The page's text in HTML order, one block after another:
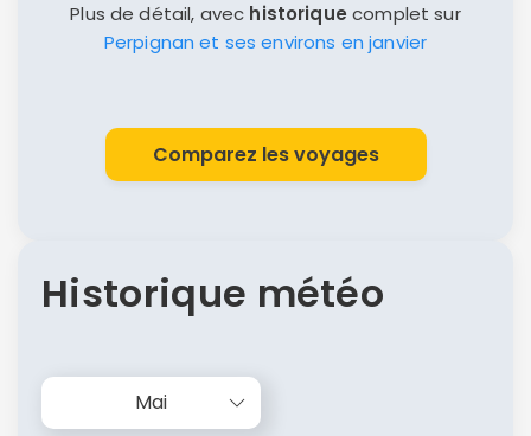
Plus de détail, avec historique complet sur
Perpignan et ses environs en janvier
Comparez les voyages
Historique météo
Mai